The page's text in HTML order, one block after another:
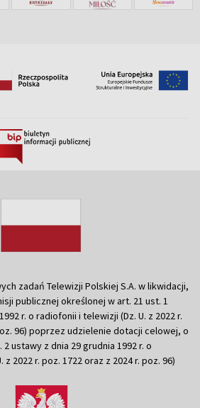
zadań Telewizji Polskiej S.A. w likwidacji,
publicznej określonej w art. 21 ust. 1
r. o radiofonii i telewizji (Dz. U. z 2022 r.
96) poprzez udzielenie dotacji celowej, o
ustawy z dnia 29 grudnia 1992 r. o
2022 r. poz. 1722 oraz z 2024 r. poz. 96)